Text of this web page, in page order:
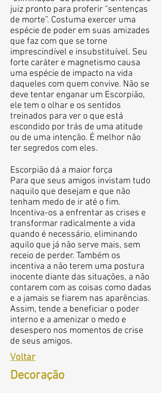
juiz pronto para proferir “sentenças
de morte”. Costuma exercer uma
espécie de poder em suas amizades
que faz com que se torne
imprescindível e insubstituível. Seu
forte caráter e magnetismo causa
uma espécie de impacto na vida
daqueles com quem convive. Não se
deve tentar enganar um Escorpião,
ele tem o olhar e os sentidos
treinados para ver o que está
escondido por trás de uma atitude
ou de uma intenção. É melhor não
ter segredos com eles.
Escorpião dá a maior força
Para que seus amigos invistam tudo
naquilo que desejam e que não
tenham medo de ir até o fim.
Incentiva-os a enfrentar as crises e
transformar radicalmente a vida
quando é necessário, eliminando
aquilo que já não serve mais, sem
receio de perder. Também os
incentiva a não terem uma postura
inocente diante das situações, a não
contarem com as coisas como dadas
e a jamais se fiarem nas aparências.
Assim, tende a beneficiar o poder
interno e a amenizar o medo e
desespero nos momentos de crise
de seus amigos.
Voltar
Decoração